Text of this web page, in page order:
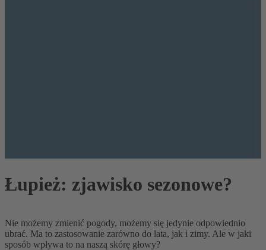
Łupież: zjawisko sezonowe?
Nie możemy zmienić pogody, możemy się jedynie odpowiednio
ubrać. Ma to zastosowanie zarówno do lata, jak i zimy. Ale w jaki
sposób wpływa to na naszą skórę głowy?